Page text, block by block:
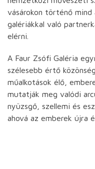
vásárokon történő
galériákkal való
elérni.
A Faur Zsófi Galéria
szélesebb értő
műalkotások élő,
mutatják meg valódi
nyüzsgő, szellemi és
ahová az emberek újra